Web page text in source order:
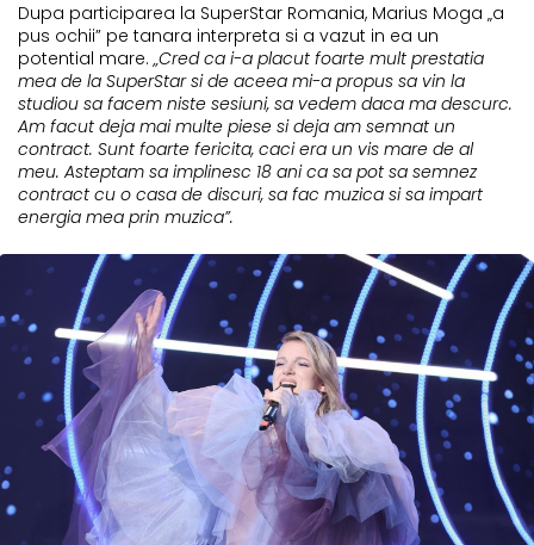
Dupa participarea la SuperStar Romania, Marius Moga „a
pus ochii” pe tanara interpreta si a vazut in ea un
potential mare.„Cred ca i-a placut foarte mult prestatia
mea de la SuperStar si de aceea mi-a propus sa vin la
studiou sa facem niste sesiuni, sa vedem daca ma descurc.
Am facut deja mai multe piese si deja am semnat un
contract. Sunt foarte fericita, caci era un vis mare de al
meu. Asteptam sa implinesc 18 ani ca sa pot sa semnez
contract cu o casa de discuri, sa fac muzica si sa impart
energia mea prin muzica”.